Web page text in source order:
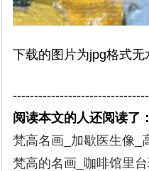
下载的图片为jpg格式
--------------------------------
阅读本文的人还阅读了
梵高名画_加歇医生像_
梵高的名画_咖啡馆里